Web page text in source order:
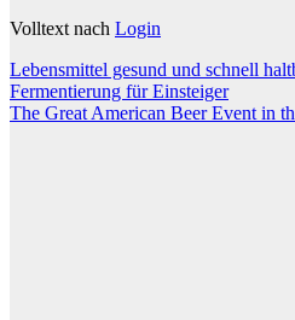
Volltext nach Login
Beitragsnavigation
Lebensmittel gesund und schnell
Fermentierung für Einsteiger
The Great American Beer Event in